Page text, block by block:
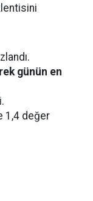
günün en
1,4 değer